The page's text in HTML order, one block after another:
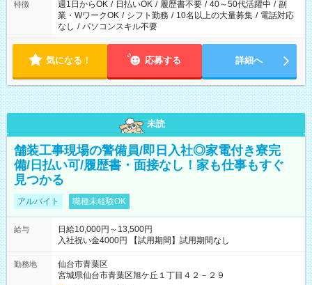
特徴 週1日からOK / 日払いOK / 履歴書不要 / 40～50代活躍中 / 副
業・WワークOK / シフト勤務 / 10名以上の大量募集 / 電話対応
なし / パソコンスキル不要
気になる！ 応募する 詳細へ
未読
舗装工事現場の警備員/即日入社◎家電付き寮完
備/日払い可/履歴書・面接なし！家も仕事もすぐ
見つかる
アルバイト 職種未経験OK
給与
日給10,000円～13,500円
入社祝い金4000円 【試用期間】試用期間なし
勤務地
仙台市青葉区
宮城県仙台市青葉区旭ケ丘１丁目４２－２９